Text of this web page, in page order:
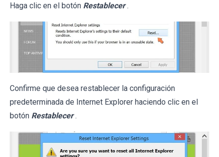
Haga clic en el botón Restablecer .
Confirme que desea restablecer la configuración
predeterminada de Internet Explorer haciendo clic en el
botón Restablecer .